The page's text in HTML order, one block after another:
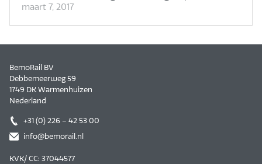
maart 7, 2017
BemoRail BV
Debbemeerweg 59
1749 DK Warmenhuizen
Nederland
+31 (0) 226 – 42 53 00
info@bemorail.nl
KVK/ CC: 37044577